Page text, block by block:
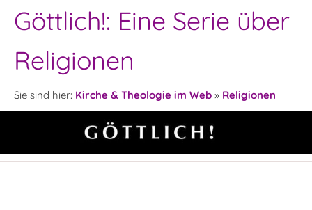
Göttlich!: Eine Serie über
Religionen
Sie sind hier: Kirche & Theologie im Web » Religionen